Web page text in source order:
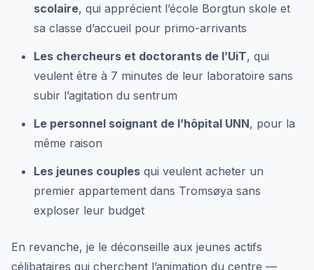
scolaire, qui apprécient l’école Borgtun skole et
sa classe d’accueil pour primo-arrivants
Les chercheurs et doctorants de l’UiT, qui
veulent être à 7 minutes de leur laboratoire sans
subir l’agitation du sentrum
Le personnel soignant de l’hôpital UNN, pour la
même raison
Les jeunes couples qui veulent acheter un
premier appartement dans Tromsøya sans
exploser leur budget
En revanche, je le déconseille aux jeunes actifs
célibataires qui cherchent l’animation du centre —